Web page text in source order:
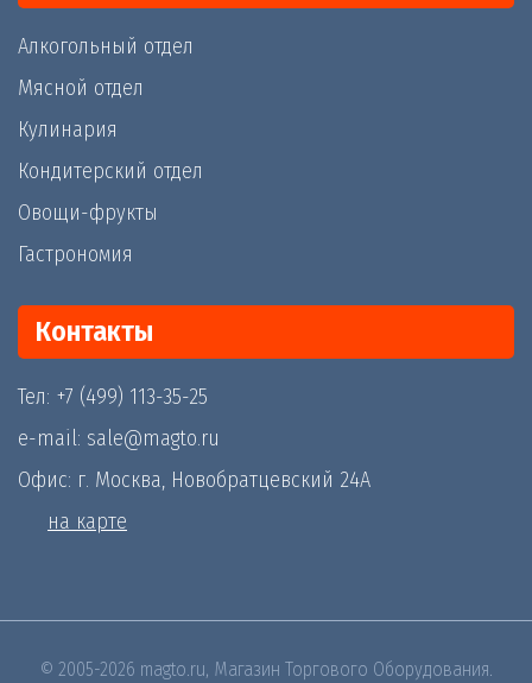
Алкогольный отдел
Мясной отдел
Кулинария
Кондитерский отдел
Овощи-фрукты
Гастрономия
Контакты
Тел: +7 (499) 113-35-25
e-mail: sale@magto.ru
Офис: г. Москва, Новобратцевский 24А
на карте
© 2005-2026 magto.ru, Магазин Торгового Оборудования.